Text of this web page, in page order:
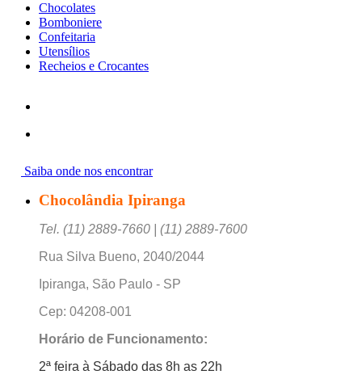
Chocolates
Bomboniere
Confeitaria
Utensílios
Recheios e Crocantes
Saiba onde nos encontrar
Chocolândia Ipiranga
Tel. (11) 2889-7660 | (11) 2889-7600
Rua Silva Bueno, 2040/2044
Ipiranga, São Paulo - SP
Cep: 04208-001
Horário de Funcionamento:
2ª feira à Sábado das 8h as 22h